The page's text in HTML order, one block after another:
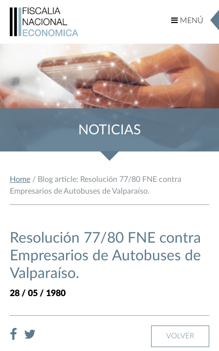
MENÚ
MENÚ
NOTICIAS
Home / Blog article: Resolución 77/80 FNE contra
Empresarios de Autobuses de Valparaíso.
Resolución 77/80 FNE contra
Empresarios de Autobuses de
Valparaíso.
28 / 05 / 1980
VOLVER